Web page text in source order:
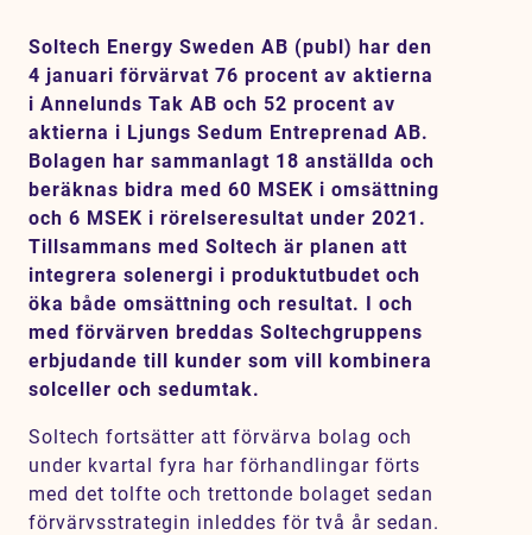
Karriär
Jobb
Kontakt
Investerare
Hållbarhet
Soltech Energy Sweden AB (publ) har den
4 januari förvärvat 76 procent av aktierna
i Annelunds Tak AB och 52 procent av
aktierna i Ljungs Sedum Entreprenad AB.
Bolagen har sammanlagt 18 anställda och
beräknas bidra med 60 MSEK i omsättning
och 6 MSEK i rörelseresultat under 2021.
Tillsammans med Soltech är planen att
integrera solenergi i produktutbudet och
öka både omsättning och resultat. I och
med förvärven breddas Soltechgruppens
erbjudande till kunder som vill kombinera
solceller och sedumtak.
Soltech fortsätter att förvärva bolag och
under kvartal fyra har förhandlingar förts
med det tolfte och trettonde bolaget sedan
förvärvsstrategin inleddes för två år sedan.